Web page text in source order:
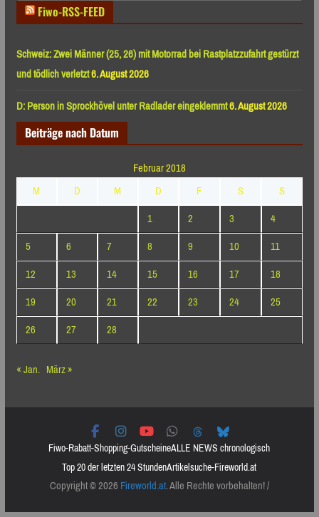
Fiwo-RSS-FEED
Schweiz: Zwei Männer (25, 26) mit Motorrad bei Rastplatzzufahrt gestürzt
und tödlich verletzt6. August 2026
D: Person in Sprockhövel unter Radlader eingeklemmt6. August 2026
Beiträge nach Datum
Februar 2018
M
D M D F S
S
1
2 3
4
5
6 7 8 9 10
11
12
13 14 15 16 17
18
19
20 21 22 23 24
25
26
27
28
« Jan. März »
Fiwo-Rabatt-Shopping-GutscheineALLE NEWS chronologisch
Top 20 der letzten 24 StundenArtikelsuche-Fireworld.at
Copyright © 2026Fireworld.at. Alle Rechte vorbehalten! /